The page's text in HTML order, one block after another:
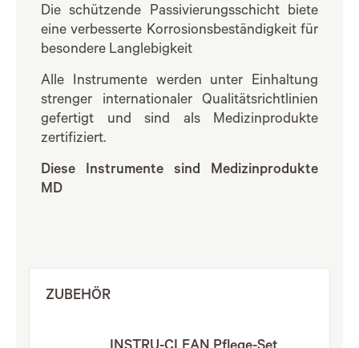
Die schützende Passivierungsschicht biete
eine verbesserte Korrosionsbeständigkeit für
besondere Langlebigkeit
Alle Instrumente werden unter Einhaltung
strenger internationaler Qualitätsrichtlinien
gefertigt und sind als Medizinprodukte
zertifiziert.
Diese Instrumente sind Medizinprodukte
MD
ZUBEHÖR